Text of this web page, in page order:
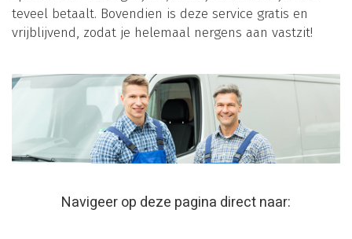
teveel betaalt. Bovendien is deze service gratis en
vrijblijvend, zodat je helemaal nergens aan vastzit!
Navigeer op deze pagina direct naar: